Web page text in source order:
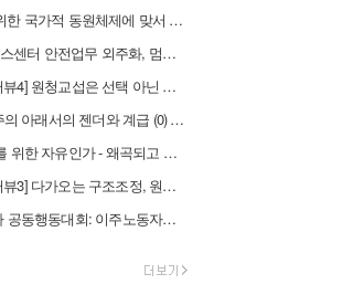
메가프로젝트, 자본을 위한 국가적 동원체제에 맞서 어떻게 싸울 것인가?
경동도시가스 고객서비스센터 안전업무 외주화, 멈춰라!
[원청교섭투쟁 기획인터뷰4] 원청교섭은 선택 아닌 필수! 7.15 총파업…
[번역] 빵과 장미: 자본주의 아래서의 젠더와 계급 (0) 들어가며
누구의 자유인가, 누구를 위한 자유인가 - 왜곡되고 박제된 광주를 넘어
[원청교섭투쟁 기획인터뷰3] 다가오는 구조조정, 원청책임 부품·서열노동자…
7월 5일 전국이주노동자 공동행동대회: 이주노동자들이 노동조합 가입을 선…